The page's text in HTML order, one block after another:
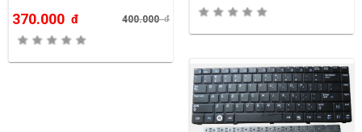
370.000 đ 400.000đ